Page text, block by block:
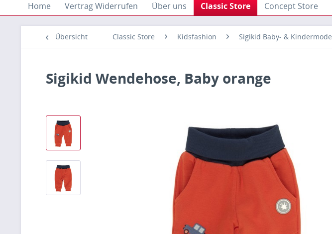
Home Vertrag Widerrufen Über uns Classic Store Concept Store
Übersicht Classic Store Kidsfashion Sigikid Baby- & Kindermode
Sigikid Wendehose, Baby orange